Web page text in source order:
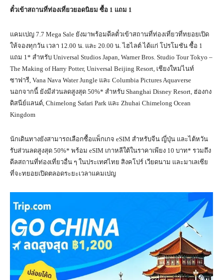
ตั๋วเข้าสถานที่ท่องเที่ยวยอดนิยม ซื้อ 1 แถม 1
แคมเปญ 7.7 Mega Sale ยังมาพร้อมดีลตั๋วเข้าสถานที่ท่องเที่ยวที่ทยอยเปิด
ให้จองทุกวัน เวลา 12.00 น. และ 20.00 น. ไฮไลต์ ได้แก่ โปรโมชัน ซื้อ 1
แถม 1* สำหรับ Universal Studios Japan, Warner Bros. Studio Tour Tokyo –
The Making of Harry Potter, Universal Beijing Resort, เชียงใหม่ไนท์
ซาฟารี, Vana Nava Water Jungle และ Columbia Pictures Aquaverse
นอกจากนี้ ยังมีส่วนลดสูงสุด 50%* สำหรับ Shanghai Disney Resort, ฮ่องกง
ดิสนีย์แลนด์, Chimelong Safari Park และ Zhuhai Chimelong Ocean
Kingdom
นักเดินทางยังสามารถเลือกซื้อแพ็กเกจ eSIM สำหรับจีน ญี่ปุ่น และไต้หวัน
รับส่วนลดสูงสุด 50%* พร้อม eSIM เกาหลีใต้ในราคาเพียง 10 บาท* รวมถึง
ดีลสถานที่ท่องเที่ยวอื่น ๆ ในประเทศไทย สิงคโปร์ เวียดนาม และมาเลเซีย
ที่จะทยอยเปิดตลอดระยะเวลาแคมเปญ